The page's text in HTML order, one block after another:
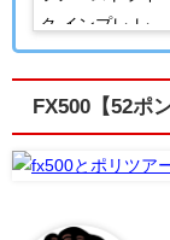
FX500【52ポ